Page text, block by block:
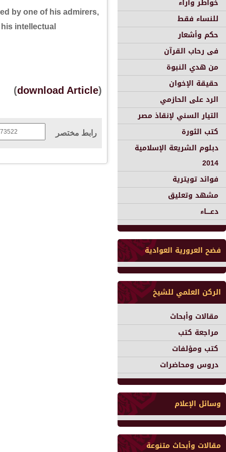
خواطر وأراء
للنساء فقط
حكم وأشعار
فى رحاب القرآن
من هدي النبوة
حقيقة الإخوان
الرد على الحازمي
التيار السني لإنقاذ مصر
كتب الثورة
دبلوم الشريعة الإسلامية
2014
فوائد تويترية
مشهد وتعليق
دعــــاء
فضح العرورية العوادية
الركن العلمي للشيخ
مقالات وأبحاث
مراجعة كتب
كتب ومؤلفات
دروس ومحاضرات
وسائل الإعلام
مقالات وأبحاث متنوعة
by one of his admirers,
intellectual
(
download Article
)
رابط مختصر